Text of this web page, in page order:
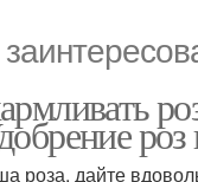
роз
роза, дайте